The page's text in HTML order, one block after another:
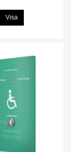
Visa